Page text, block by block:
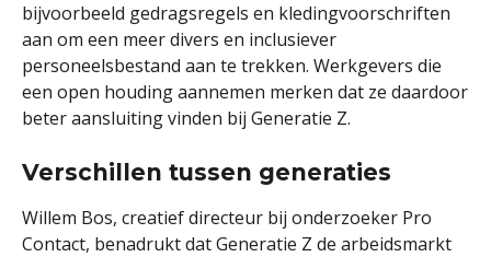
bijvoorbeeld gedragsregels en kledingvoorschriften
aan om een meer divers en inclusiever
personeelsbestand aan te trekken. Werkgevers die
een open houding aannemen merken dat ze daardoor
beter aansluiting vinden bij Generatie Z.
Verschillen tussen generaties
Willem Bos, creatief directeur bij onderzoeker Pro
Contact, benadrukt dat Generatie Z de arbeidsmarkt